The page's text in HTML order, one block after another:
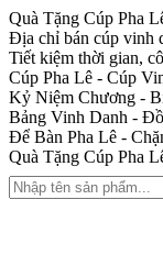
Quà Tặng Cúp Pha
Địa chỉ bán cúp vinh
Tiết kiệm thời gian,
Cúp Pha Lê - Cúp
Kỷ Niệm Chương -
Bảng Vinh Danh -
Để Bàn Pha Lê -
Quà Tặng Cúp Pha